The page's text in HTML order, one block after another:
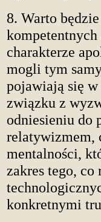
8. Warto
charakterze
mogli tym
pojawiają się
związku z
odniesieniu do
relatywizmem,
mentalności,
zakres tego,
konkretnymi